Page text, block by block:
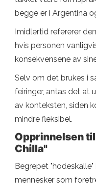
begge er i Argentina
Imidlertid refererer
hvis personen
konsekvensene av
Selv om det brukes i
feiringer, antas det at
av konteksten, siden
mindre fleksibel.
Opprinnelsen
Chilla"
Begrepet
mennesker som